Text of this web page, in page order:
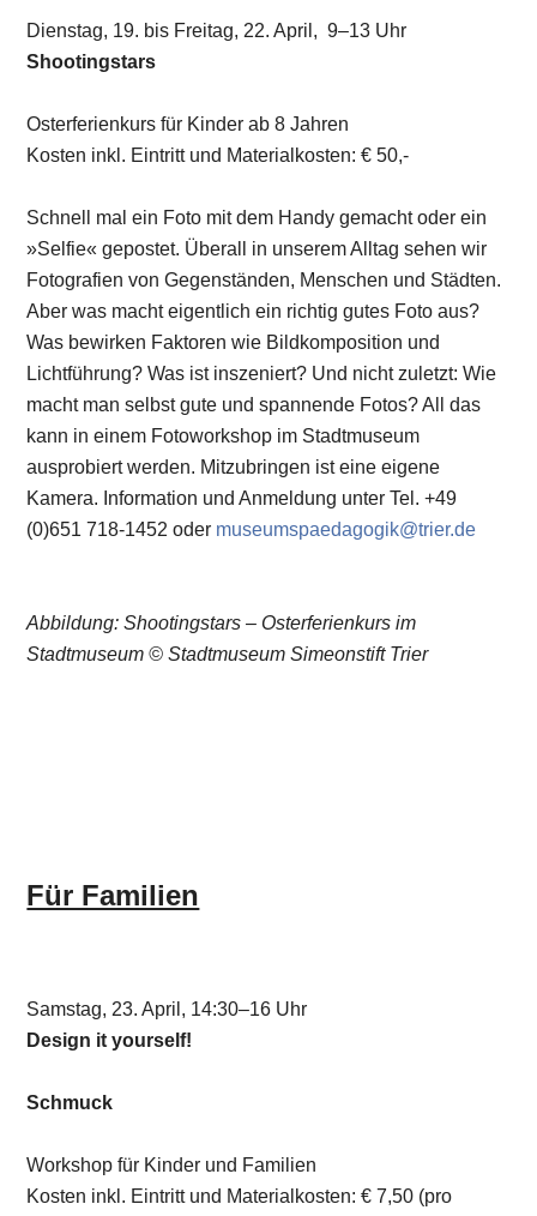
Dienstag, 19. bis Freitag, 22. April, 9–13 Uhr
Shootingstars
Osterferienkurs für Kinder ab 8 Jahren
Kosten inkl. Eintritt und Materialkosten: € 50,-
Schnell mal ein Foto mit dem Handy gemacht oder ein
»Selfie« gepostet. Überall in unserem Alltag sehen wir
Fotografien von Gegenständen, Menschen und Städten.
Aber was macht eigentlich ein richtig gutes Foto aus?
Was bewirken Faktoren wie Bildkomposition und
Lichtführung? Was ist inszeniert? Und nicht zuletzt: Wie
macht man selbst gute und spannende Fotos? All das
kann in einem Fotoworkshop im Stadtmuseum
ausprobiert werden. Mitzubringen ist eine eigene
Kamera. Information und Anmeldung unter Tel. +49
(0)651 718-1452 oder museumspaedagogik@trier.de
Abbildung: Shootingstars – Osterferienkurs im
Stadtmuseum © Stadtmuseum Simeonstift Trier
Für Familien
Samstag, 23. April, 14:30–16 Uhr
Design it yourself!
Schmuck
Workshop für Kinder und Familien
Kosten inkl. Eintritt und Materialkosten: € 7,50 (pro